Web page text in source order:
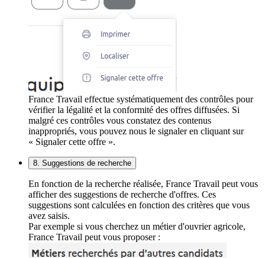
France Travail effectue systématiquement des contrôles pour
vérifier la légalité et la conformité des offres diffusées. Si
malgré ces contrôles vous constatez des contenus
inappropriés, vous pouvez nous le signaler en cliquant sur
« Signaler cette offre ».
8. Suggestions de recherche
En fonction de la recherche réalisée, France Travail peut vous
afficher des suggestions de recherche d'offres. Ces
suggestions sont calculées en fonction des critères que vous
avez saisis.
Par exemple si vous cherchez un métier d'ouvrier agricole,
France Travail peut vous proposer :